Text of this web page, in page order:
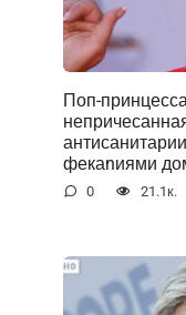
Поп-
фекаnиями
0 21.1к.